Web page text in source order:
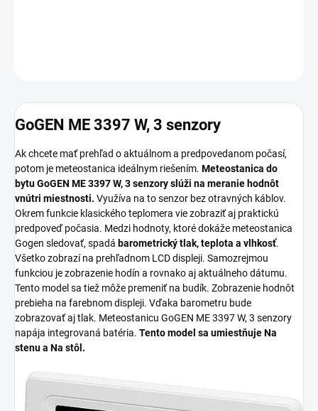
GoGEN ME 3397 W, 3 senzory
Ak chcete mať prehľad o aktuálnom a predpovedanom počasí,
potom je meteostanica ideálnym riešením. Meteostanica do
bytuGoGEN ME 3397 W, 3 senzoryslúži na meranie hodnôt
vnútri miestnosti. Využíva na to senzor bez otravných káblov.
Okrem funkcie klasického teplomera vie zobraziť aj praktickú
predpoveď počasia. Medzi hodnoty, ktoré dokáže meteostanica
Gogen sledovať, spadá barometrický tlak, teplota a vlhkosť.
Všetko zobrazí na prehľadnom LCD displeji. Samozrejmou
funkciou je zobrazenie hodín a rovnako aj aktuálneho dátumu.
Tento model sa tiež môže premeniť na budík. Zobrazenie hodnôt
prebieha na farebnom displeji. Vďaka barometru bude
zobrazovať aj tlak. Meteostanicu GoGEN ME 3397 W, 3 senzory
napája integrovaná batéria. Tento model sa umiestňujeNa
stenu a Na stôl .